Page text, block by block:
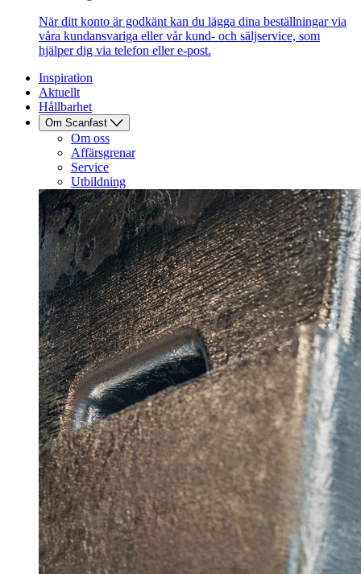
När ditt konto är godkänt kan du lägga dina beställningar via
våra kundansvariga eller vår kund- och säljservice, som
hjälper dig via telefon eller e-post.
Inspiration
Aktuellt
Hållbarhet
Om Scanfast
Om oss
Affärsgrenar
Service
Utbildning